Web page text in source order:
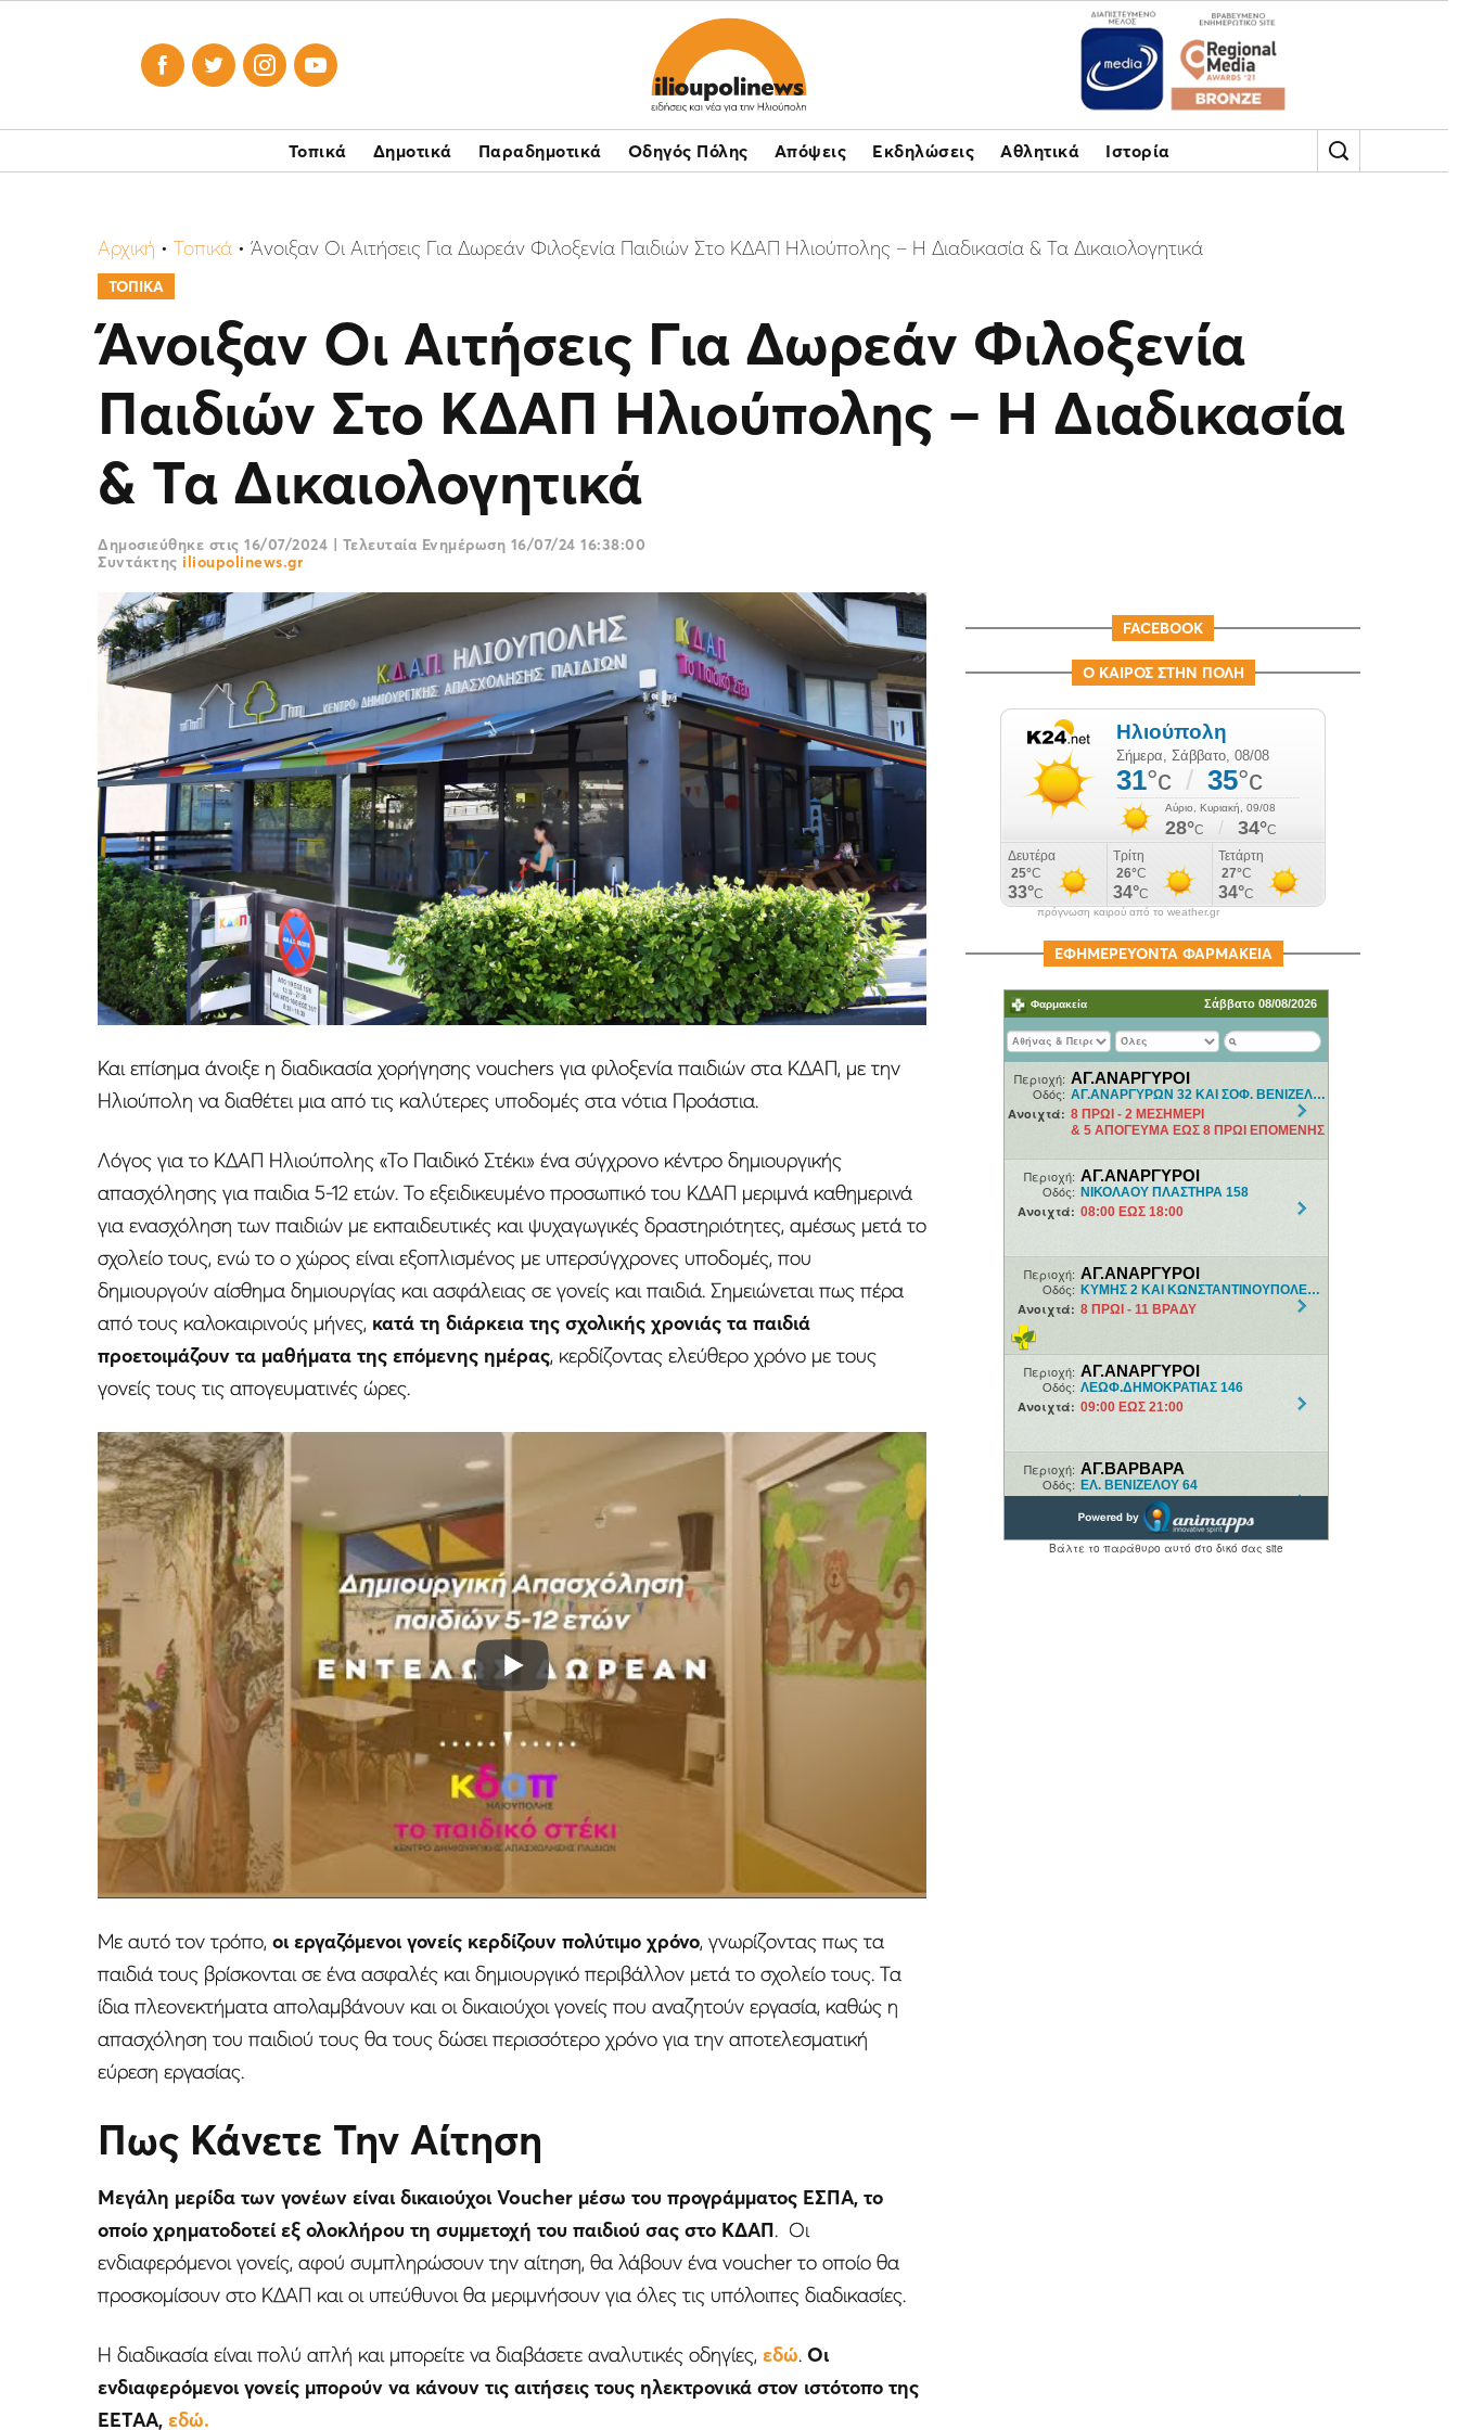
   
Τοπικά Δημοτικά Παραδημοτικά Οδηγός Πόλης Απόψεις Εκδηλώσεις Αθλητικά Ιστορία
Αρχική • Τοπικά • Άνοιξαν Οι Αιτήσεις Για Δωρεάν Φιλοξενία Παιδιών Στο ΚΔΑΠ Ηλιούπολης – Η Διαδικασία & Τα Δικαιολογητικά
ΤΟΠΙΚΑ
Άνοιξαν Οι Αιτήσεις Για Δωρεάν Φιλοξενία
Παιδιών Στο ΚΔΑΠ Ηλιούπολης – Η Διαδικασία
& Τα Δικαιολογητικά
Δημοσιεύθηκε στις 16/07/2024 | Τελευταία Ενημέρωση 16/07/24 16:38:00
Συντάκτης ilioupolinews.gr
Και επίσημα άνοιξε η διαδικασία χορήγησης vouchers για φιλοξενία παιδιών στα ΚΔΑΠ, με την
Ηλιούπολη να διαθέτει μια από τις καλύτερες υποδομές στα νότια Προάστια.
Λόγος για το ΚΔΑΠ Ηλιούπολης «Το Παιδικό Στέκι» ένα σύγχρονο κέντρο δημιουργικής
απασχόλησης για παιδια 5-12 ετών. Το εξειδικευμένο προσωπικό του ΚΔΑΠ μεριμνά καθημερινά
για ενασχόληση των παιδιών με εκπαιδευτικές και ψυχαγωγικές δραστηριότητες, αμέσως μετά το
σχολείο τους, ενώ το ο χώρος είναι εξοπλισμένος με υπερσύγχρονες υποδομές, που
δημιουργούν αίσθημα δημιουργίας και ασφάλειας σε γονείς και παιδιά. Σημειώνεται πως πέρα
από τους καλοκαιρινούς μήνες, κατά τη διάρκεια της σχολικής χρονιάς τα παιδιά
προετοιμάζουν τα μαθήματα της επόμενης ημέρας, κερδίζοντας ελεύθερο χρόνο με τους
γονείς τους τις απογευματινές ώρες.
Με αυτό τον τρόπο, οι εργαζόμενοι γονείς κερδίζουν πολύτιμο χρόνο, γνωρίζοντας πως τα
παιδιά τους βρίσκονται σε ένα ασφαλές και δημιουργικό περιβάλλον μετά το σχολείο τους. Τα
ίδια πλεονεκτήματα απολαμβάνουν και οι δικαιούχοι γονείς που αναζητούν εργασία, καθώς η
απασχόληση του παιδιού τους θα τους δώσει περισσότερο χρόνο για την αποτελεσματική
εύρεση εργασίας.
Πως Κάνετε Την Αίτηση
Μεγάλη μερίδα των γονέων είναι δικαιούχοι Voucher μέσω του προγράμματος ΕΣΠΑ, το
οποίο χρηματοδοτεί εξ ολοκλήρου τη συμμετοχή του παιδιού σας στο ΚΔΑΠ. Οι
ενδιαφερόμενοι γονείς, αφού συμπληρώσουν την αίτηση, θα λάβουν ένα voucher το οποίο θα
προσκομίσουν στο ΚΔΑΠ και οι υπεύθυνοι θα μεριμνήσουν για όλες τις υπόλοιπες διαδικασίες.
Η διαδικασία είναι πολύ απλή και μπορείτε να διαβάσετε αναλυτικές οδηγίες, εδώ. Οι
ενδιαφερόμενοι γονείς μπορούν να κάνουν τις αιτήσεις τους ηλεκτρονικά στον ιστότοπο της
ΕΕΤΑΑ, εδώ.
FACEBOOK
Ο ΚΑΙΡΟΣ ΣΤΗΝ ΠΟΛΗ
πρόγνωση καιρού από το weather.gr
ΕΦΗΜΕΡΕΥΟΝΤΑ ΦΑΡΜΑΚΕΙΑ